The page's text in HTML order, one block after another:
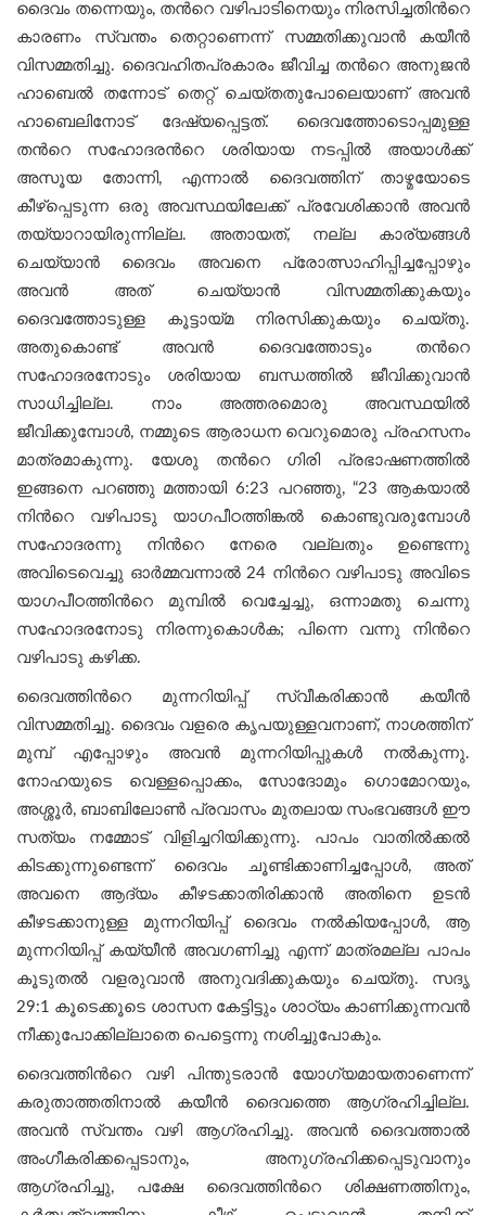
ദൈവം തന്നെയും, തന്‍റെ വഴിപാടിനെയും നിരസിച്ചതിന്‍റെ
കാരണം സ്വന്തം തെറ്റാണെന്ന് സമ്മതിക്കുവാൻ കയീൻ
വിസമ്മതിച്ചു. ദൈവഹിതപ്രകാരം ജീവിച്ച തന്‍റെ അനുജന്‍
ഹാബെൽ തന്നോട് തെറ്റ് ചെയ്തതുപോലെയാണ് അവൻ
ഹാബെലിനോട് ദേഷ്യപ്പെട്ടത്. ദൈവത്തോടൊപ്പമുള്ള
തന്‍റെ സഹോദരന്‍റെ ശരിയായ നടപ്പില്‍ അയാൾക്ക്
അസൂയ തോന്നി, എന്നാൽ ദൈവത്തിന് താഴ്മയോടെ
കീഴ്പ്പെടുന്ന ഒരു അവസ്ഥയിലേക്ക് പ്രവേശിക്കാൻ അവന്‍
തയ്യാറായിരുന്നില്ല. അതായത്, നല്ല കാര്യങ്ങൾ
ചെയ്യാൻ ദൈവം അവനെ പ്രോത്സാഹിപ്പിച്ചപ്പോഴും
അവൻ അത് ചെയ്യാൻ വിസമ്മതിക്കുകയും
ദൈവത്തോടുള്ള കൂട്ടായ്മ നിരസിക്കുകയും ചെയ്തു.
അതുകൊണ്ട് അവൻ ദൈവത്തോടും തന്‍റെ
സഹോദരനോടും ശരിയായ ബന്ധത്തില്‍ ജീവിക്കുവാന്‍
സാധിച്ചില്ല. നാം അത്തരമൊരു അവസ്ഥയിൽ
ജീവിക്കുമ്പോൾ, നമ്മുടെ ആരാധന വെറുമൊരു പ്രഹസനം
മാത്രമാകുന്നു. യേശു തന്‍റെ ഗിരി പ്രഭാഷണത്തില്‍
ഇങ്ങനെ പറഞ്ഞു മത്തായി 6:23 പറഞ്ഞു, “23 ആകയാൽ
നിന്‍റെ വഴിപാടു യാഗപീഠത്തിങ്കൽ കൊണ്ടുവരുമ്പോൾ
സഹോദരന്നു നിന്‍റെ നേരെ വല്ലതും ഉണ്ടെന്നു
അവിടെവെച്ചു ഓർമ്മവന്നാൽ 24 നിന്‍റെ വഴിപാടു അവിടെ
യാഗപീഠത്തിന്‍റെ മുമ്പിൽ വെച്ചേച്ചു, ഒന്നാമതു ചെന്നു
സഹോദരനോടു നിരന്നുകൊൾക; പിന്നെ വന്നു നിന്‍റെ
വഴിപാടു കഴിക്ക.
ദൈവത്തിന്‍റെ മുന്നറിയിപ്പ് സ്വീകരിക്കാൻ കയീൻ
വിസമ്മതിച്ചു. ദൈവം വളരെ കൃപയുള്ളവനാണ്, നാശത്തിന്
മുമ്പ് എപ്പോഴും അവന്‍ മുന്നറിയിപ്പുകള്‍ നൽകുന്നു.
നോഹയുടെ വെള്ളപ്പൊക്കം, സോദോമും ഗൊമോറയും,
അശ്ശൂര്‍, ബാബിലോണ്‍ പ്രവാസം മുതലായ സംഭവങ്ങള്‍ ഈ
സത്യം നമ്മോട് വിളിച്ചറിയിക്കുന്നു. പാപം വാതിൽക്കൽ
കിടക്കുന്നുണ്ടെന്ന് ദൈവം ചൂണ്ടിക്കാണിച്ചപ്പോൾ, അത്
അവനെ ആദ്യം കീഴടക്കാതിരിക്കാൻ അതിനെ ഉടന്‍
കീഴടക്കാനുള്ള മുന്നറിയിപ്പ് ദൈവം നൽകിയപ്പോൾ, ആ
മുന്നറിയിപ്പ് കയ്യീന്‍ അവഗണിച്ചു എന്ന് മാത്രമല്ല പാപം
കൂടുതൽ വളരുവാന്‍ അനുവദിക്കുകയും ചെയ്തു. സദൃ
29:1 കൂടെക്കൂടെ ശാസന കേട്ടിട്ടും ശാഠ്യം കാണിക്കുന്നവൻ
നീക്കുപോക്കില്ലാതെ പെട്ടെന്നു നശിച്ചുപോകും.
ദൈവത്തിന്‍റെ വഴി പിന്തുടരാൻ യോഗ്യമായതാണെന്ന്
കരുതാത്തതിനാൽ കയീൻ ദൈവത്തെ ആഗ്രഹിച്ചില്ല.
അവൻ സ്വന്തം വഴി ആഗ്രഹിച്ചു. അവൻ ദൈവത്താൽ
അംഗീകരിക്കപ്പെടാനും, അനുഗ്രഹിക്കപ്പെടുവാനും
ആഗ്രഹിച്ചു, പക്ഷേ ദൈവത്തിന്‍റെ ശിക്ഷണത്തിനും,